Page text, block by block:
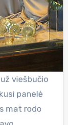
viešbučio
panelė
mat rodo